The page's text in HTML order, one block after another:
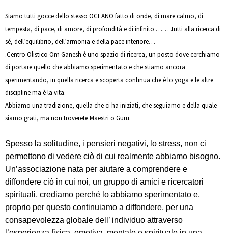
Siamo tutti gocce dello stesso OCEANO fatto di onde, di mare calmo, di
tempesta, di pace, di amore, di profondità e di infinito …… .tutti alla ricerca di
sé, dell’equilibrio, dell’armonia e della pace interiore…
.Centro Olistico Om Ganesh è uno spazio di ricerca, un posto dove cerchiamo
di portare quello che abbiamo sperimentato e che stiamo ancora
sperimentando, in quella ricerca e scoperta continua che è lo yoga e le altre
discipline ma è la vita.
Abbiamo una tradizione, quella che ci ha iniziati, che seguiamo e della quale
siamo grati, ma non troverete Maestri o Guru.
Spesso la solitudine, i pensieri negativi, lo stress, non ci
permettono di vedere ciò di cui realmente abbiamo bisogno.
Un’associazione nata per aiutare a comprendere e
diffondere ciò in cui noi, un gruppo di amici e ricercatori
spirituali, crediamo perché lo abbiamo sperimentato e,
proprio per questo continuiamo a diffondere, per una
consapevolezza globale dell’ individuo attraverso